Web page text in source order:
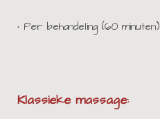
• Per behandeling (60 minuten)
Klassieke massage: